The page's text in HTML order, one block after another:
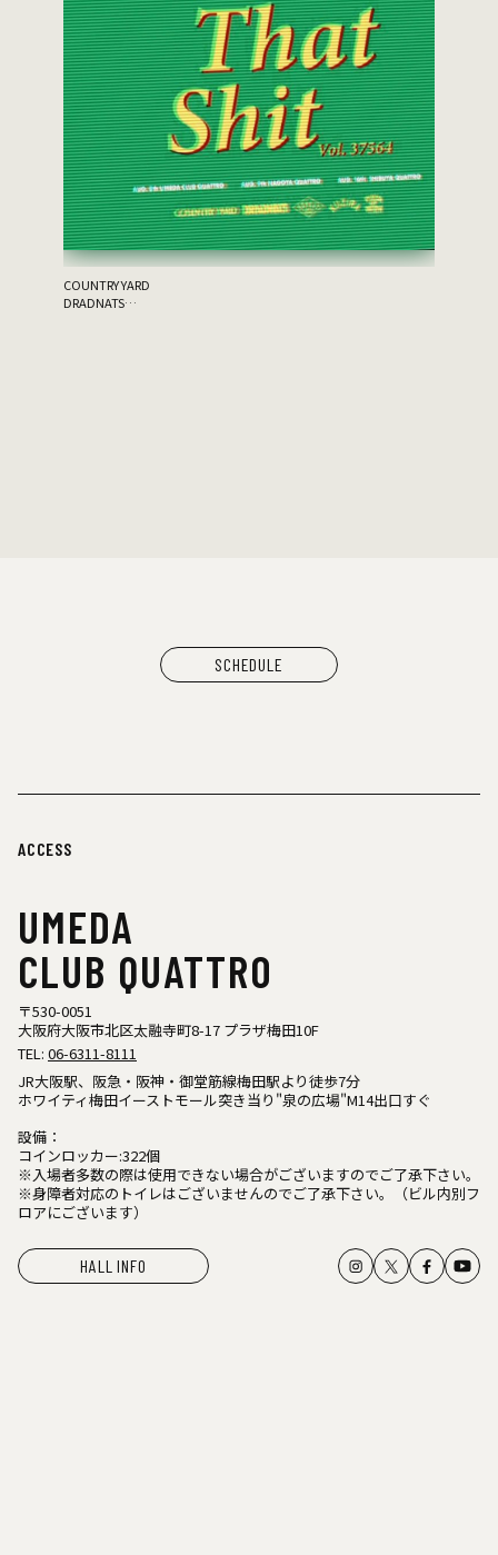
COUNTRY YARD
DRADNATS
SCHEDULE
ACCESS
UMEDA
CLUB QUATTRO
〒530-0051
大阪府大阪市北区太融寺町8-17 プラザ梅田10F
TEL: 06-6311-8111
JR大阪駅、阪急・阪神・御堂筋線梅田駅より徒歩7分
ホワイティ梅田イーストモール突き当り"泉の広場"M14出口すぐ
設備：
コインロッカー:322個
※入場者多数の際は使用できない場合がございますのでご了承下さい。
※身障者対応のトイレはございませんのでご了承下さい。（ビル内別フ
ロアにございます）
HALL INFO